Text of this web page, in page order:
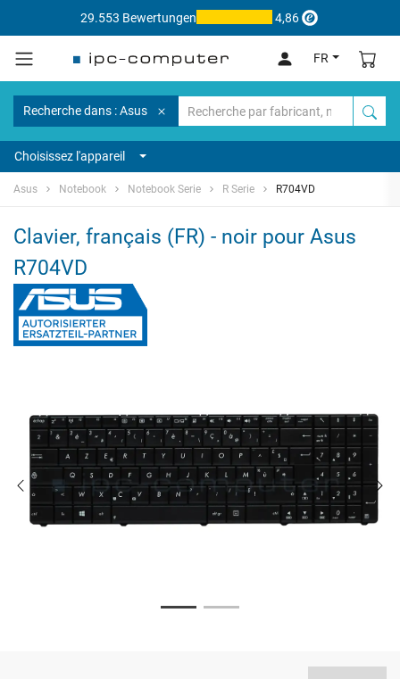
29.553 Bewertungen 4,86
FR
Recherche dans : Asus
Choisissez l'appareil
Asus Notebook Notebook Serie R Serie R704VD
Clavier, français (FR) - noir pour Asus
R704VD